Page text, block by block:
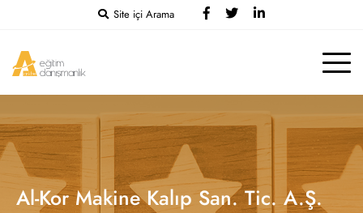
Site içi Arama
Al-Kor Makine Kalıp San. Tic. A.Ş.